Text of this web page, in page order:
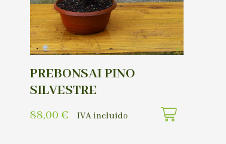
PREBONSAI PINO
SILVESTRE
88,00 € IVA incluído